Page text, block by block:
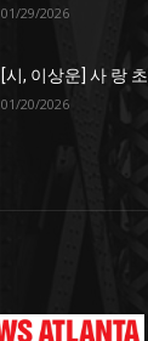
01/29/2026
[시, 이상운] 사 랑 초
01/20/2026